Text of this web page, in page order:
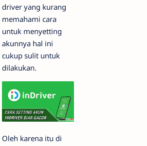
driver yang kurang
memahami cara
untuk menyetting
akunnya hal ini
cukup sulit untuk
dilakukan.
Oleh karena itu di